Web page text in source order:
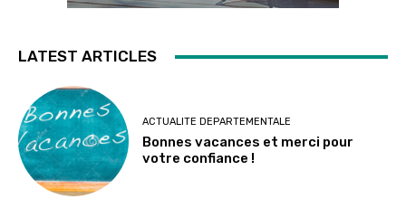
LATEST ARTICLES
ACTUALITE DEPARTEMENTALE
Bonnes vacances et merci pour
votre confiance !